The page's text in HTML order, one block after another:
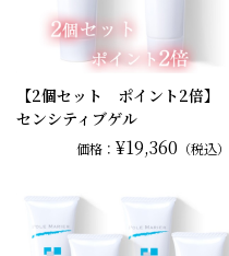
【2個セット ポイント2倍】
センシティブゲル
価格：¥19,360 （税込）